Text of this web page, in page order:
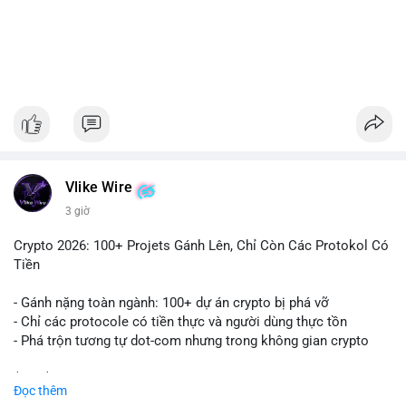
Vlike Wire
3 giờ
Crypto 2026: 100+ Projets Gánh Lên, Chỉ Còn Các Protokol Có
Tiền
- Gánh nặng toàn ngành: 100+ dự án crypto bị phá vỡ
- Chỉ các protocole có tiền thực và người dùng thực tồn
- Phá trộn tương tự dot-com nhưng trong không gian crypto
Đọc thêm